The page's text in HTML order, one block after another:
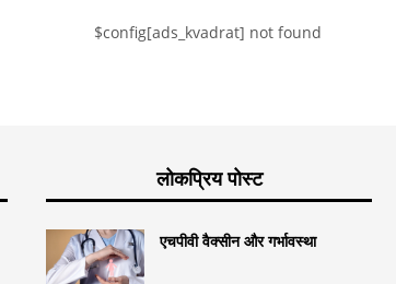
$config[ads_kvadrat] not found
लोकप्रिय पोस्ट
एचपीवी वैक्सीन और गर्भावस्था